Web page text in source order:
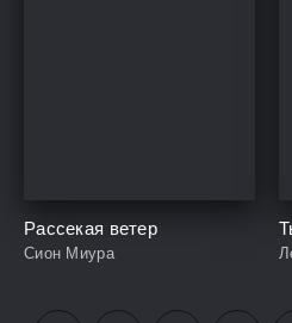
Рассекая ветер
Сион Миура